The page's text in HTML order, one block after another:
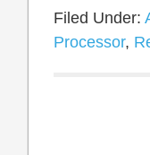
Filed Under:
Processor,